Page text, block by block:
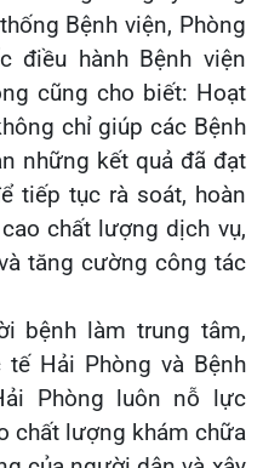
QUỐC TẾ
BÁO T...
SỬ DỤNG
BẮC KHÔ...
LÝ THOÁI
SỞ SI...